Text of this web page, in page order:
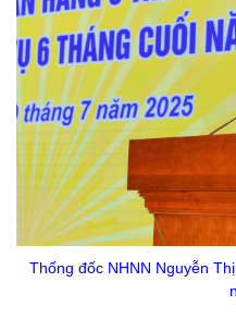
Thống đốc NHNN Nguyễn